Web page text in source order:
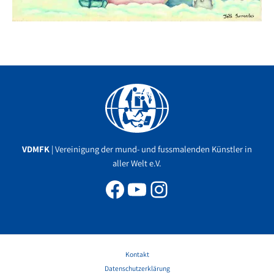
VDMFK | Vereinigung der mund- und fussmalenden Künstler in
aller Welt e.V.
Facebook
YouTube
Instagram
Kontakt
Datenschutzerklärung